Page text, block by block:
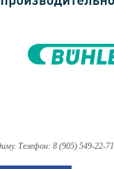
Телефон: 8 (905) 549-22-71